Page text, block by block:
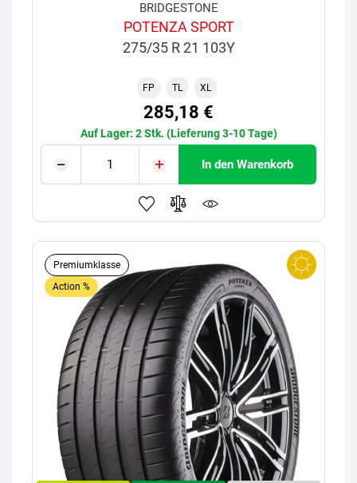
BRIDGESTONE
POTENZA SPORT
275/35 R 21 103Y
FP TL XL
285,18 €
Auf Lager: 2 Stk. (Lieferung 3-10 Tage)
In den Warenkorb
Premiumklasse
Action %